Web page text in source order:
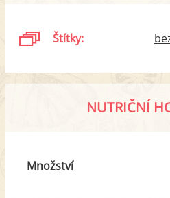
Štítky:
NUTRIČNÍ
Množství